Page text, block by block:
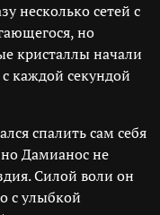
несколько сетей с
но
кристаллы начали
каждой секундой
спалить сам себя
Дамианос не
Силой воли он
с улыбкой